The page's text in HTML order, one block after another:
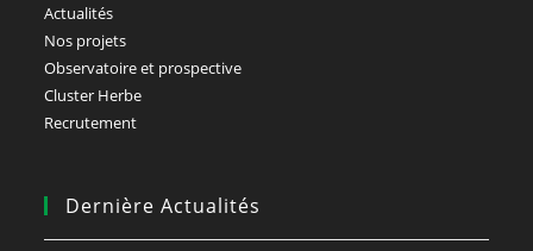
Actualités
Nos projets
Observatoire et prospective
Cluster Herbe
Recrutement
Dernière Actualités